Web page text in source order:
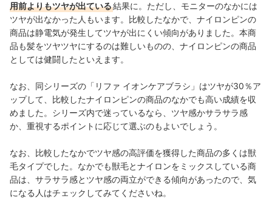
用前よりもツヤが出ている結果に。ただし、モニターのなかには
ツヤが出なかった人もいます。 比較したなかで、ナイロンピンの
商品は静電気が発生してツヤが出にくい傾向がありました。本商
品も髪をツヤツヤにするのは難しいものの、 ナイロンピンの商品
としては健闘 したといえます。
なお、同シリーズの「リファ イオンケアブラシ」はツヤが30％ア
ップして、比較したナイロンピンの商品のなかでも高い成績を収
めました。シリーズ内で迷っているなら、ツヤ感かサラサラ感
か、重視するポイントに応じて選ぶのもよいでしょう。
なお、比較したなかでツヤ感の高評価を獲得した商品の多くは獣
毛タイプでした。なかでも獣毛とナイロンをミックスしている商
品は、サラサラ感とツヤ感の両立ができる傾向があったので、気
になる人はチェックしてみてくださいね。